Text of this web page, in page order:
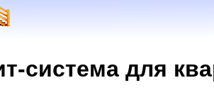
система для